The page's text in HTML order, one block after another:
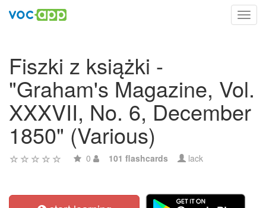
Fiszki z książki -
"Graham's Magazine, Vol.
XXXVII, No. 6, December
1850" (Various)
0 101 flashcards lack